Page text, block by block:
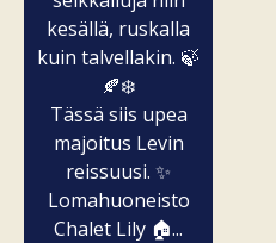
kesällä, ruskalla
kuin talvellakin. 🍃
🍂❄️
Tässä siis upea
majoitus Levin
reissuusi. ✨
Lomahuoneisto
Chalet Lily 🏠...